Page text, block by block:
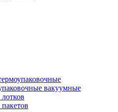
вакуумные